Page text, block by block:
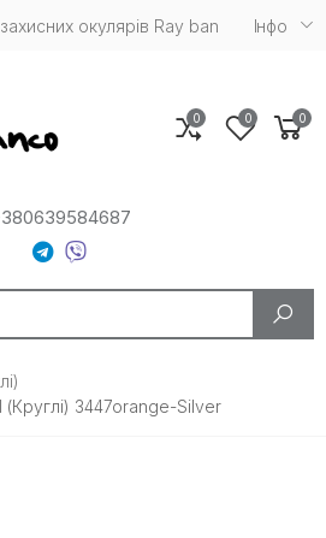
окулярів Ray ban Iнфо
menu
0 0 0
3447orange-Silver